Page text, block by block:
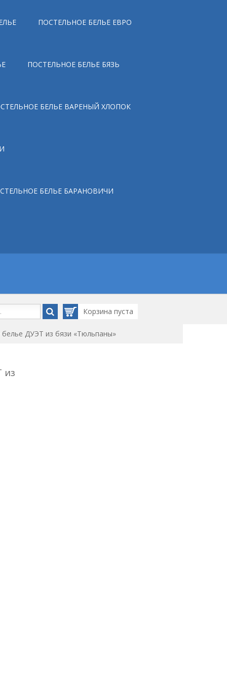
ПОСТЕЛЬНОЕ БЕЛЬЕ ЕВРО
ПОСТЕЛЬНОЕ БЕЛЬЕ БЯЗЬ
БЕЛЬЕ ВАРЕНЫЙ ХЛОПОК
БЕЛЬЕ БАРАНОВИЧИ
Корзинапуста
ДУЭТ из бязи «Тюльпаны»
из